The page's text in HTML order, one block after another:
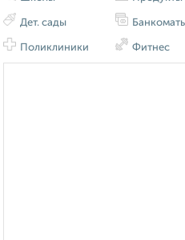
Дет. сады
Поликлиники Фитнес